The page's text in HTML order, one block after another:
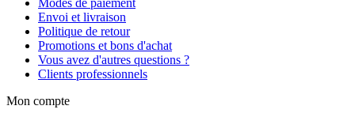
Modes de paiement
Envoi et livraison
Politique de retour
Promotions et bons d'achat
Vous avez d'autres questions ?
Clients professionnels
Mon compte